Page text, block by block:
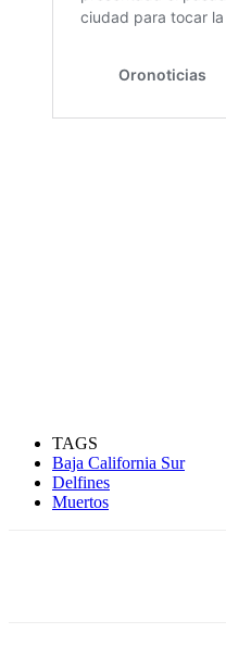
TAGS
Baja California Sur
Delfines
Muertos